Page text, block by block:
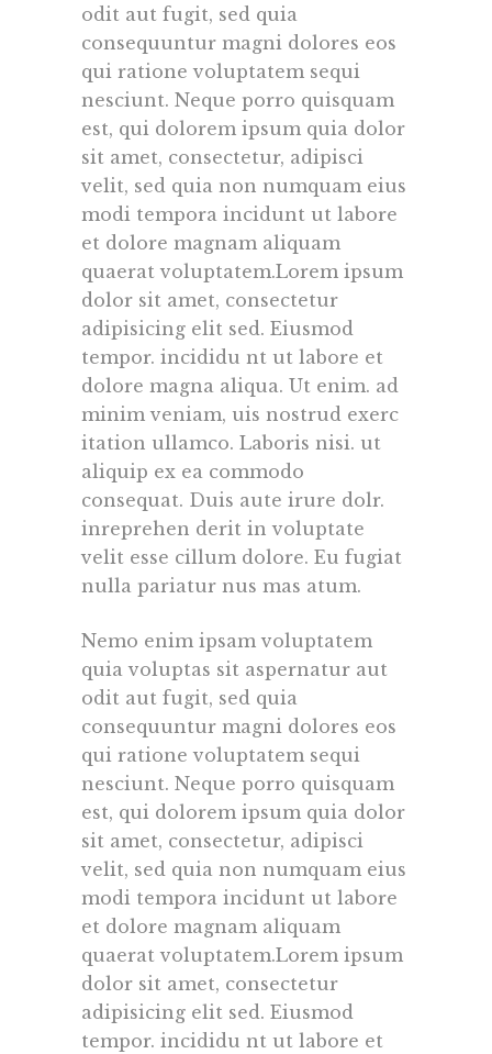
odit aut fugit, sed quia
consequuntur magni dolores eos
qui ratione voluptatem sequi
nesciunt. Neque porro quisquam
est, qui dolorem ipsum quia dolor
sit amet, consectetur, adipisci
velit, sed quia non numquam eius
modi tempora incidunt ut labore
et dolore magnam aliquam
quaerat voluptatem.Lorem ipsum
dolor sit amet, consectetur
adipisicing elit sed. Eiusmod
tempor. incididu nt ut labore et
dolore magna aliqua. Ut enim. ad
minim veniam, uis nostrud exerc
itation ullamco. Laboris nisi. ut
aliquip ex ea commodo
consequat. Duis aute irure dolr.
inreprehen derit in voluptate
velit esse cillum dolore. Eu fugiat
nulla pariatur nus mas atum.
Nemo enim ipsam voluptatem
quia voluptas sit aspernatur aut
odit aut fugit, sed quia
consequuntur magni dolores eos
qui ratione voluptatem sequi
nesciunt. Neque porro quisquam
est, qui dolorem ipsum quia dolor
sit amet, consectetur, adipisci
velit, sed quia non numquam eius
modi tempora incidunt ut labore
et dolore magnam aliquam
quaerat voluptatem.Lorem ipsum
dolor sit amet, consectetur
adipisicing elit sed. Eiusmod
tempor. incididu nt ut labore et